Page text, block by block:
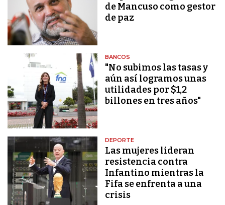
de Mancuso como gestor
de paz
BANCOS
"No subimos las tasas y
aún así logramos unas
utilidades por $1,2
billones en tres años"
DEPORTE
Las mujeres lideran
resistencia contra
Infantino mientras la
Fifa se enfrenta a una
crisis